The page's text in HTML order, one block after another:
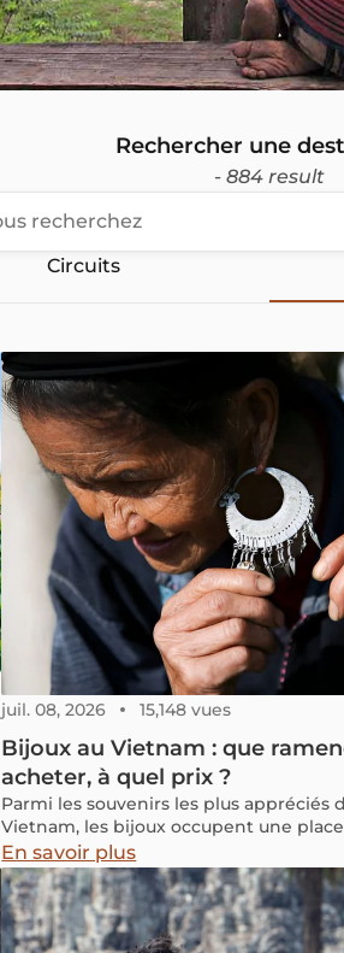
Rechercher une
- 884 result
Circuits
juil. 08, 2026 15,148 vues
Bijoux au Vietnam : que
acheter, à quel prix ?
Parmi les souvenirs les plus appréciés
Vietnam, les bijoux occupent une
En savoir plus